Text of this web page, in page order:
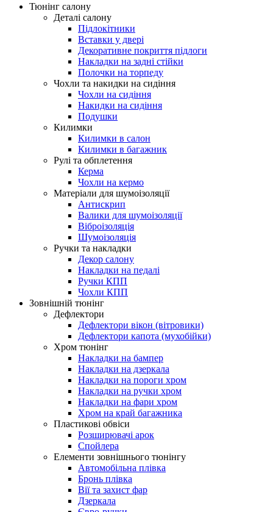
Тюнінг салону
Деталі салону
Підлокітники
Вставки у двері
Декоративне покриття підлоги
Накладки на задні стійки
Полочки на торпеду
Чохли та накидки на сидіння
Чохли на сидіння
Накидки на сидіння
Подушки
Килимки
Килимки в салон
Килимки в багажник
Рулі та обплетення
Керма
Чохли на кермо
Матеріали для шумоізоляції
Антискрип
Валики для шумоізоляції
Віброізоляція
Шумоізоляція
Ручки та накладки
Декор салону
Накладки на педалі
Ручки КПП
Чохли КПП
Зовнішній тюнінг
Дефлектори
Дефлектори вікон (вітровики)
Дефлектори капота (мухобійки)
Хром тюнінг
Накладки на бампер
Накладки на дзеркала
Накладки на пороги хром
Накладки на ручки хром
Накладки на фари хром
Хром на край багажника
Пластикові обвіси
Розширювачі арок
Спойлера
Елементи зовнішнього тюнінгу
Автомобільна плівка
Бронь плівка
Вії та захист фар
Дзеркала